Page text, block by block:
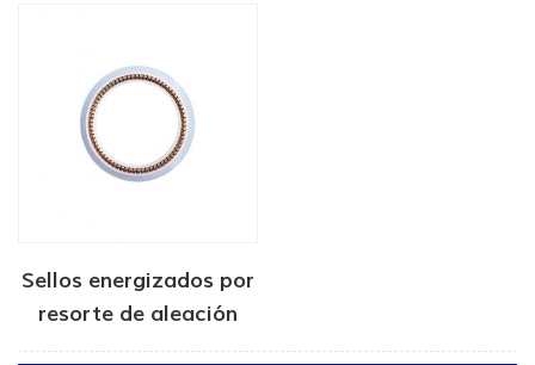
Sellos energizados por
resorte de aleación
para dispositivos